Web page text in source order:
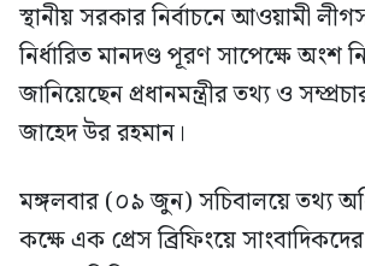
স্থানীয় সরকার নির্বাচনে আওয়ামী
নির্ধারিত মানদণ্ড পূরণ সাপেক্ষে অংশ
জানিয়েছেন প্রধানমন্ত্রীর তথ্য ও
জাহেদ উর রহমান।
মঙ্গলবার (০৯ জুন) সচিবালয়ে তথ্য
কক্ষে এক প্রেস ব্রিফিংয়ে